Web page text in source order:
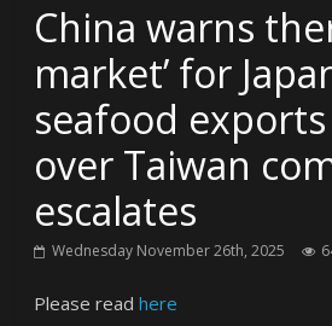
China warns
market’ for
seafood
over Taiwan
escalates
Wednesday November 26th, 2025
Please readhere